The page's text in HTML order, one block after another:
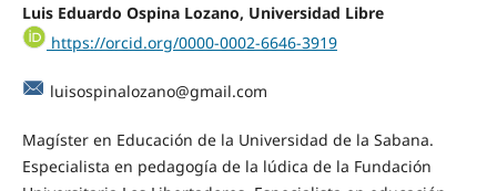
Luis Eduardo Ospina Lozano, Universidad Libre
https://orcid.org/0000-0002-6646-3919
luisospinalozano@gmail.com
Magíster en Educación de la Universidad de la Sabana.
Especialista en pedagogía de la lúdica de la Fundación